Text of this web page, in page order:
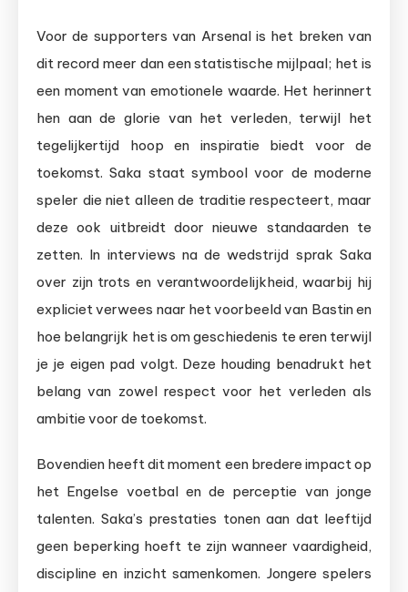
Voor de supporters van Arsenal is het breken van
dit record meer dan een statistische mijlpaal; het is
een moment van emotionele waarde. Het herinnert
hen aan de glorie van het verleden, terwijl het
tegelijkertijd hoop en inspiratie biedt voor de
toekomst. Saka staat symbool voor de moderne
speler die niet alleen de traditie respecteert, maar
deze ook uitbreidt door nieuwe standaarden te
zetten. In interviews na de wedstrijd sprak Saka
over zijn trots en verantwoordelijkheid, waarbij hij
expliciet verwees naar het voorbeeld van Bastin en
hoe belangrijk het is om geschiedenis te eren terwijl
je je eigen pad volgt. Deze houding benadrukt het
belang van zowel respect voor het verleden als
ambitie voor de toekomst.
Bovendien heeft dit moment een bredere impact op
het Engelse voetbal en de perceptie van jonge
talenten. Saka’s prestaties tonen aan dat leeftijd
geen beperking hoeft te zijn wanneer vaardigheid,
discipline en inzicht samenkomen. Jongere spelers